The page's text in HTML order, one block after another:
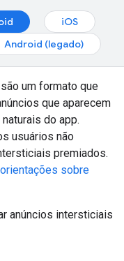
iOS
Android (legado)
um formato que
que aparecem
do app.
usuários não
premiados.
orientações sobre
anúncios intersticiais